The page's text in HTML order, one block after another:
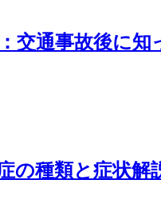
交通事故後に
の種類と症状